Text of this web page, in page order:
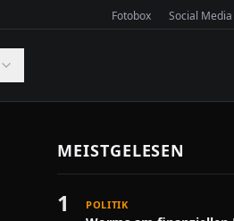
Fotobox Social Media
MEISTGELESEN
1 POLITIK